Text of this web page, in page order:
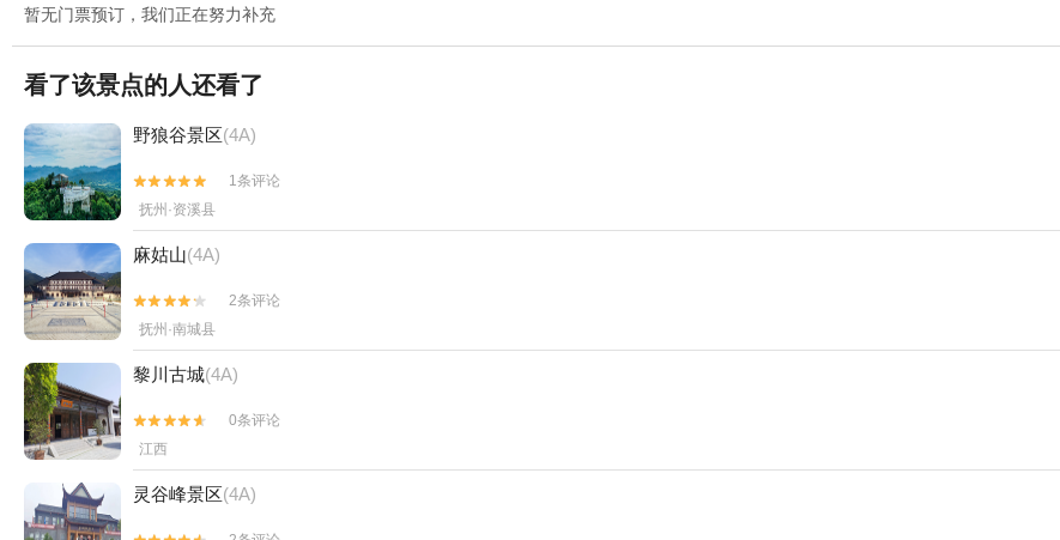
暂无门票预订，我们正在努力补充
看了该景点的人还看了
野狼谷景区(4A)


1条评论
抚州·资溪县
麻姑山(4A)


2条评论
抚州·南城县
黎川古城(4A)


0条评论
江西
灵谷峰景区(4A)